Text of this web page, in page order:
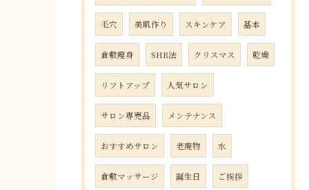
毛穴 美肌作り スキンケア 基本
倉敷瘦身 SHR法 クリスマス 乾燥
リフトアップ 人気サロン
サロン専売品 メンテナンス
おすすめサロン 老廃物 水
倉敷マッサージ 誕生日 ご挨拶